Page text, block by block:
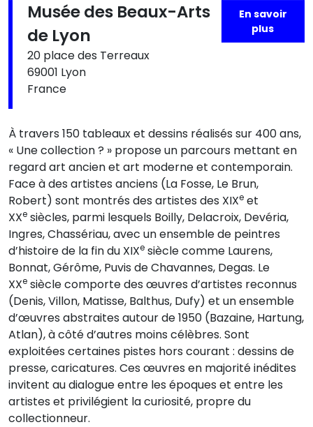
Musée des Beaux-Arts
de Lyon
20 place des Terreaux
69001 Lyon
France
En savoir
plus
À travers 150 tableaux et dessins réalisés sur 400 ans,
« Une collection ? » propose un parcours mettant en
regard art ancien et art moderne et contemporain.
Face à des artistes anciens (La Fosse, Le Brun,
Robert) sont montrés des artistes des XIXe et
XXe siècles, parmi lesquels Boilly, Delacroix, Devéria,
Ingres, Chassériau, avec un ensemble de peintres
d’histoire de la fin du XIXe siècle comme Laurens,
Bonnat, Gérôme, Puvis de Chavannes, Degas. Le
XXe siècle comporte des œuvres d’artistes reconnus
(Denis, Villon, Matisse, Balthus, Dufy) et un ensemble
d’œuvres abstraites autour de 1950 (Bazaine, Hartung,
Atlan), à côté d’autres moins célèbres. Sont
exploitées certaines pistes hors courant : dessins de
presse, caricatures. Ces œuvres en majorité inédites
invitent au dialogue entre les époques et entre les
artistes et privilégient la curiosité, propre du
collectionneur.